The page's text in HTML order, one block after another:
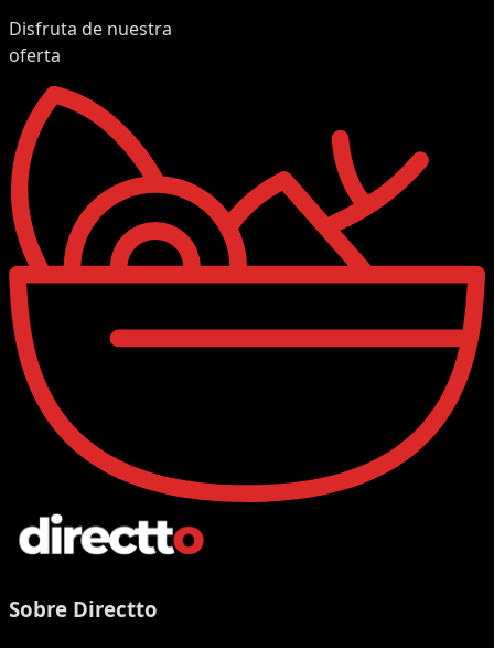
Disfruta de nuestra
oferta
Sobre Directto